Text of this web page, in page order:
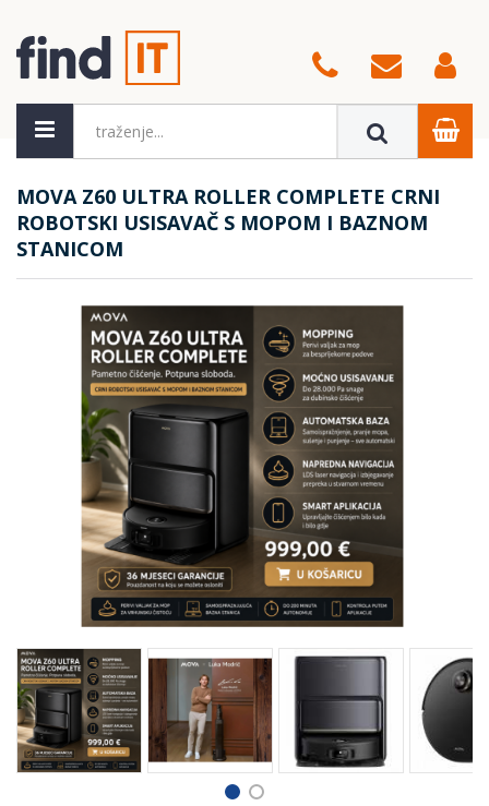
MOVA Z60 ULTRA ROLLER COMPLETE CRNI
ROBOTSKI USISAVAČ S MOPOM I BAZNOM
STANICOM